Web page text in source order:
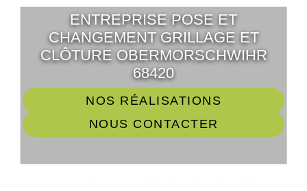
ENTREPRISE POSE ET
CHANGEMENT GRILLAGE ET
CLÔTURE OBERMORSCHWIHR
68420
NOS RÉALISATIONS
NOUS CONTACTER